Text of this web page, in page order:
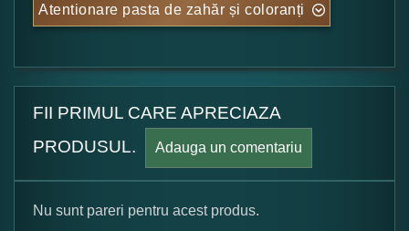
Atentionare pasta de zahăr și coloranți
FII PRIMUL CARE APRECIAZA
PRODUSUL.
Adauga un comentariu
Nu sunt pareri pentru acest produs.